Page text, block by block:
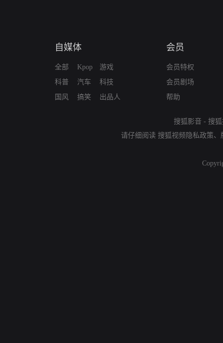
自媒体
全部
科普
国风
Kpop
汽车
搞笑
游戏
科技
出品人
会员
会员特权
会员剧场
帮助
搜狐影音 - 搜
请仔细阅读 搜狐视频隐私政策、